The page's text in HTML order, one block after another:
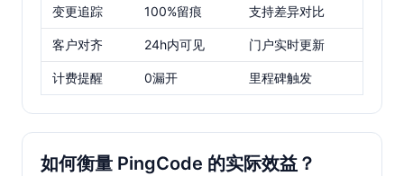
变更追踪 100%留痕 支持差异对比
客户对齐 24h内可见 门户实时更新
计费提醒 0漏开 里程碑触发
如何衡量 PingCode 的实际效益？